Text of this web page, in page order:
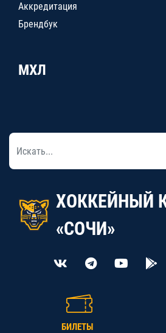
Аккредитация
Брендбук
МХЛ
ХОККЕЙНЫЙ
«СОЧИ»
БИЛЕТЫ